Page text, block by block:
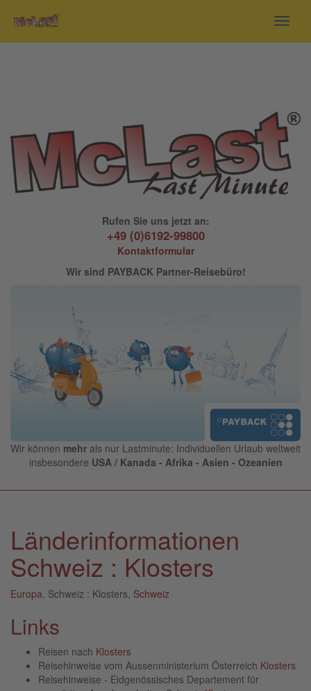
Rufen Sie uns jetzt an:
+49 (0)6192-99800
Kontaktformular
Wir sind PAYBACK Partner-Reisebüro!
Wir können mehr als nur Lastminute: Individuellen Urlaub weltweit
insbesondere USA / Kanada - Afrika - Asien - Ozeanien
Länderinformationen
Schweiz : Klosters
Europa , Schweiz : Klosters, Schweiz
Links
Reisen nach Klosters
Reisehinweise vom Aussenministerium Österreich Klosters
Reisehinweise - Eidgenössisches Departement für